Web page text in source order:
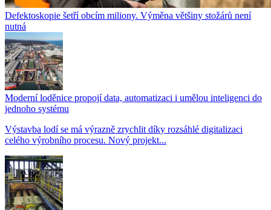
Defektoskopie šetří obcím miliony. Výměna většiny stožárů není
nutná
Moderní loděnice propojí data, automatizaci i umělou inteligenci do
jednoho systému
Výstavba lodí se má výrazně zrychlit díky rozsáhlé digitalizaci
celého výrobního procesu. Nový projekt...